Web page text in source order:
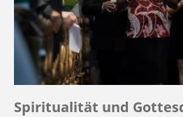
Spiritualität und